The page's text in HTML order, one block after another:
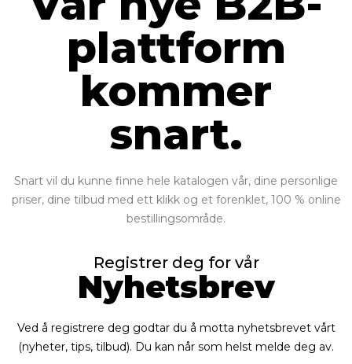
plattform
kommer
snart.
Snart vil du kunne finne hele katalogen vår, dine personlige
priser, dine tilbud med ett klikk og et forenklet, 100 % online
bestillingsområde.
Registrer deg for vår
Nyhetsbrev
Ved å registrere deg godtar du å motta nyhetsbrevet vårt
(nyheter, tips, tilbud). Du kan når som helst melde deg av.